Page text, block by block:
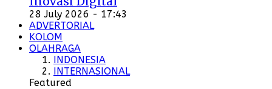
28 July 2026 - 17:43
ADVERTORIAL
KOLOM
OLAHRAGA
INDONESIA
INTERNASIONAL
Featured